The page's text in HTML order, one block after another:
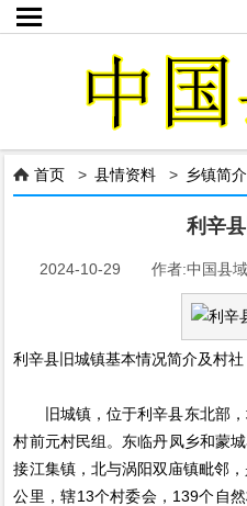

 首页 >县情资料 > 乡镇简介
利辛
2024-10-29 作者:中国县
利辛县旧城镇基本情况简介及村
旧城镇，位于利辛县东北部，
村前元村民组。东临丹凤乡和蒙
接江集镇，北与涡阳双庙镇毗邻
公里，辖13个村委会，139个自